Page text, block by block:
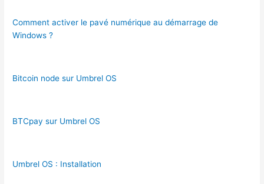
Comment activer le pavé numérique au démarrage de
Windows ?
Bitcoin node sur Umbrel OS
BTCpay sur Umbrel OS
Umbrel OS : Installation